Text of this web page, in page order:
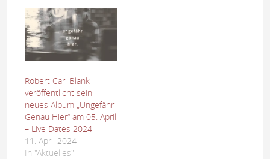
Robert Carl Blank
veröffentlicht sein
neues Album „Ungefähr
Genau Hier“ am 05. April
– Live Dates 2024
11. April 2024
In "Aktuelles"